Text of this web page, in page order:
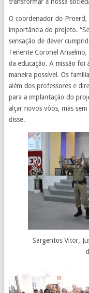
O coordenador do
importância do projeto.
sensação de dever
Tenente Coronel
da educação. A missão foi
maneira possível. Os
além dos professores e
para a implantação do
alçar novos vôos, mas
disse.
Sargentos Vitor,